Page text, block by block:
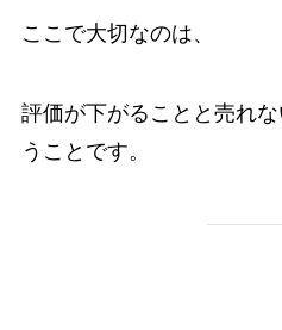
ここで大切なのは、
評価が下がることと売れ
うことです。